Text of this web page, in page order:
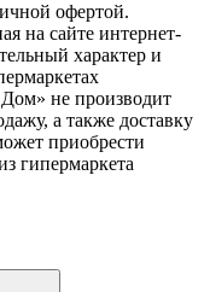
офертой.
на сайте интернет-
характер и
не производит
а также доставку
приобрести
гипермаркета